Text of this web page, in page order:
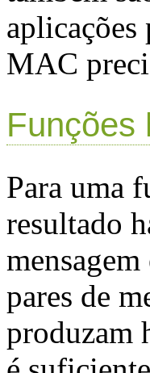
aplicações
MAC
Funções
Para uma
resultado
pares de
produzam